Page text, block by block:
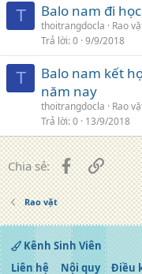
T Balo nam đi
thoitrangdocla
Rao
Trả lời 0 9/9/2018
T
Balo nam kết
năm nay
thoitrangdocla
Rao
Trả lời 0 13/9/2018
Chia sẻ: Facebook
Liên
Rao vặt
Kênh Sinh Viên
Liên hệ
Nội quy Điều